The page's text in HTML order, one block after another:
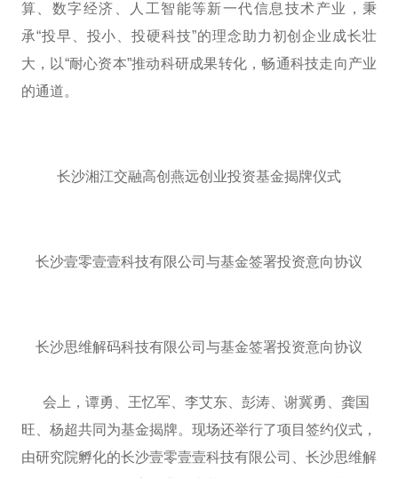
算、数字经济、人工智能等新一代信息技术产业，秉
承“投早、投小、投硬科技”的理念助力初创企业成长壮
大，以“耐心资本”推动科研成果转化，畅通科技走向产业
的通道。
长沙湘江交融高创燕远创业投资基金揭牌仪式
长沙壹零壹壹科技有限公司与基金签署投资意向协议
长沙思维解码科技有限公司与基金签署投资意向协议
会上，谭勇、王忆军、李艾东、彭涛、谢冀勇、龚国
旺、杨超共同为基金揭牌。现场还举行了项目签约仪式，
由研究院孵化的长沙壹零壹壹科技有限公司、长沙思维解